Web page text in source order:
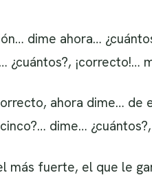
dime ahora…
¿cuántos?, ¡correcto!…
ahora dime…
dime…
más fuerte, el que le